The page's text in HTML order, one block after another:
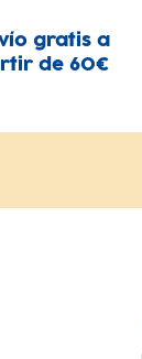
gratis a
de 60€